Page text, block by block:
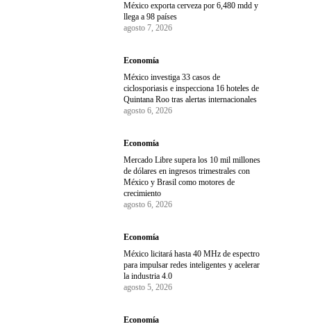
México exporta cerveza por 6,480 mdd y
llega a 98 países
agosto 7, 2026
Economía
México investiga 33 casos de
ciclosporiasis e inspecciona 16 hoteles de
Quintana Roo tras alertas internacionales
agosto 6, 2026
Economía
Mercado Libre supera los 10 mil millones
de dólares en ingresos trimestrales con
México y Brasil como motores de
crecimiento
agosto 6, 2026
Economía
México licitará hasta 40 MHz de espectro
para impulsar redes inteligentes y acelerar
la industria 4.0
agosto 5, 2026
Economía